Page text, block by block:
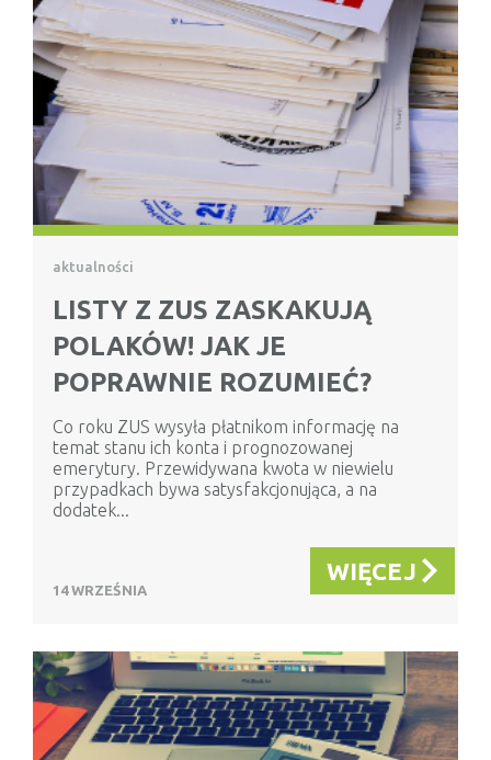
aktualności
LISTY Z ZUS ZASKAKUJĄ
POLAKÓW! JAK JE
POPRAWNIE ROZUMIEĆ?
Co roku ZUS wysyła płatnikom informację na
temat stanu ich konta i prognozowanej
emerytury. Przewidywana kwota w niewielu
przypadkach bywa satysfakcjonująca, a na
dodatek...
14 WRZEŚNIA
WIĘCEJ